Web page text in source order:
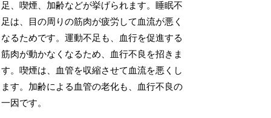
足、喫煙、加齢などが挙げられます。睡眠不
足は、目の周りの筋肉が疲労して血流が悪く
なるためです。運動不足も、血行を促進する
筋肉が動かなくなるため、血行不良を招きま
す。喫煙は、血管を収縮させて血流を悪くし
ます。加齢による血管の老化も、血行不良の
一因です。